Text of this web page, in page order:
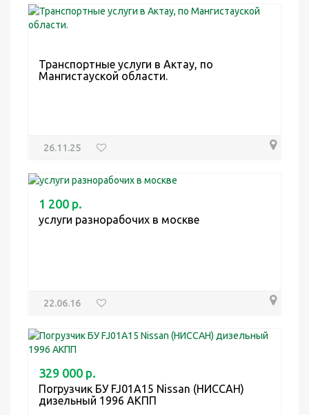
Транспортные услуги в Актау, по
Мангистауской области.
26.11.25
1 200 р.
услуги разнорабочих в москве
22.06.16
329 000 р.
Погрузчик БУ FJ01A15 Nissan (НИССАН)
дизельный 1996 АКПП